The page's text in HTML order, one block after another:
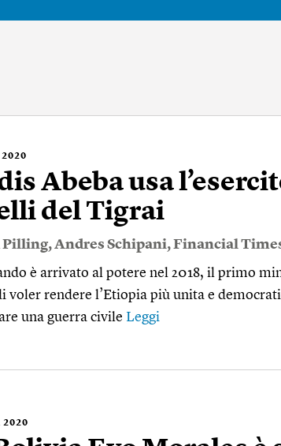
Abeba usa
del Tigrai
Pilling,Andres Schipani,Financial
è arrivato al potere nel 2018, il primo
voler rendere l’Etiopia più unita e
una guerra civile Leggi
2020